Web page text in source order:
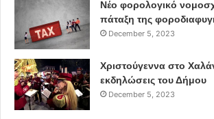
τα έργα που έχει ανάγκη η πόλη του
ασφάλεια των κατοίκων της.
ανακύκλωση
Δήμος Αμαρουσίου
Νέο φορολογικό
πάταξη της
December 5, 2023
Χριστούγεννα στο
εκδηλώσεις του Δήμου
December 5, 2023